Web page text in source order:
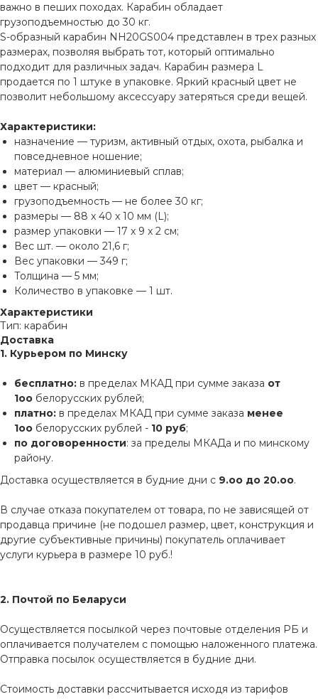
важно в пеших походах. Карабин обладает
грузоподъемностью до 30 кг.
S-образный карабин NH20GS004 представлен в трех разных
размерах, позволяя выбрать тот, который оптимально
подходит для различных задач. Карабин размера L
продается по 1 штуке в упаковке. Яркий красный цвет не
позволит небольшому аксессуару затеряться среди вещей.
Характеристики:
назначение — туризм, активный отдых, охота, рыбалка и
повседневное ношение;
материал — алюминиевый сплав;
цвет — красный;
грузоподъемность — не более 30 кг;
размеры — 88 x 40 x 10 мм (L);
размер упаковки — 17 x 9 x 2 см;
Вес шт. — около 21,6 г;
Вес упаковки — 349 г;
Толщина — 5 мм;
Количество в упаковке — 1 шт.
Характеристики
Тип: карабин
Доставка
1. Курьером по Минску
бесплатно: в пределах МКАД при сумме заказа от
1оо белорусских рублей;
платно: в пределах МКАД при сумме заказа менее
1оо белорусских рублей - 10 руб;
по договоренности: за пределы МКАДа и по минскому
району.
Доставка осуществляется в будние дни с 9.оо до 20.оо.
В случае отказа покупателем от товара, по не зависящей от
продавца причине (не подошел размер, цвет, конструкция и
другие субъективные причины) покупатель оплачивает
услуги курьера в размере 10 руб.!
2. Почтой по Беларуси
Осуществляется посылкой через почтовые отделения РБ и
оплачивается получателем с помощью наложенного платежа.
Отправка посылок осуществляется в будние дни.
Стоимость доставки рассчитывается исходя из тарифов